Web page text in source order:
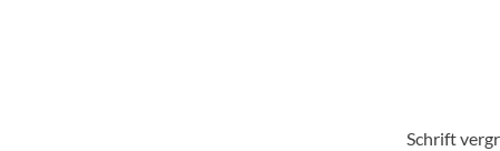
Schrift